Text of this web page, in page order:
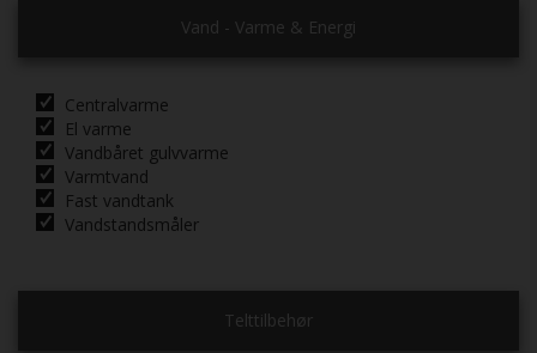
Vand - Varme & Energi
Centralvarme
El varme
Vandbåret gulvvarme
Varmtvand
Fast vandtank
Vandstandsmåler
Telttilbehør